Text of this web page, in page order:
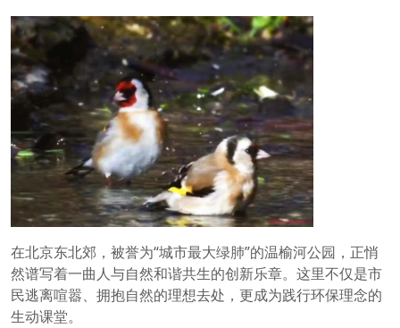
在北京东北郊，被誉为“城市最大绿肺”的温榆河公园，正悄
然谱写着一曲人与自然和谐共生的创新乐章。这里不仅是市
民逃离喧嚣、拥抱自然的理想去处，更成为践行环保理念的
生动课堂。